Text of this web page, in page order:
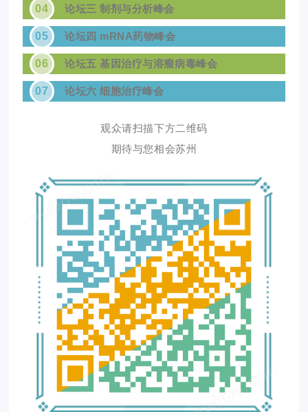
04 论坛三 制剂与分析峰会
05 论坛四 mRNA药物峰会
06 论坛五 基因治疗与溶瘤病毒峰会
07 论坛六 细胞治疗峰会
观众请扫描下方二维码
期待与您相会苏州